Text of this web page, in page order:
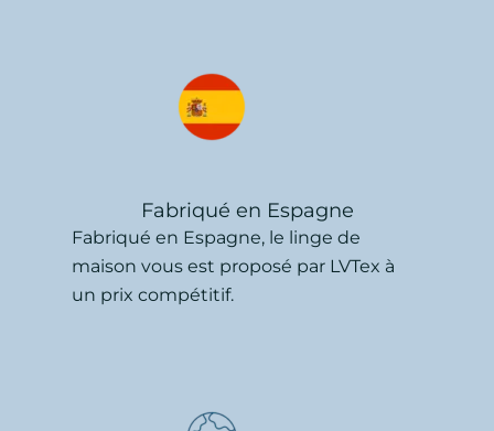
Fabriqué en Espagne
Fabriqué en Espagne, le linge de
maison vous est proposé par LVTex à
un prix compétitif.